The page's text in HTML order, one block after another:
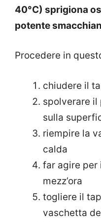
40°C) sprigiona
potente
Procedere in
chiudere il
spolverare il
sulla
riempire la
calda
far agire per
mezz’ora
togliere il
vaschetta